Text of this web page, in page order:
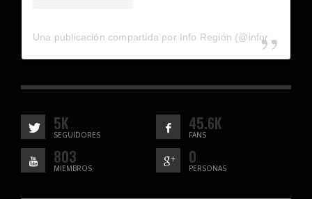
5K
SEGUIDORES
45.6K
FANS
803
MIEMBROS
0
PERSONAS